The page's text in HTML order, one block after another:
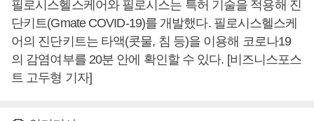
필로시스헬스케어와 필로시스는 특허 기술을 적용해 진
단키트(Gmate COVID-19)를 개발했다. 필로시스헬스케
어의 진단키트는 타액(콧물, 침 등)을 이용해 코로나19
의 감염여부를 20분 안에 확인할 수 있다. [비즈니스포스
트 고두형 기자]